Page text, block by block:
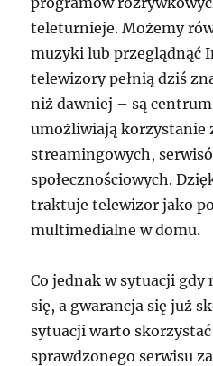
teleturnieje. Możemy
muzyki lub przeglądnąć
telewizory pełnią dziś
niż dawniej – są
umożliwiają korzystanie
streamingowych,
społecznościowych.
traktuje telewizor jako
multimedialne w domu.
Co jednak w sytuacji gdy
się, a gwarancja się już
sytuacji warto
sprawdzonego serwisu